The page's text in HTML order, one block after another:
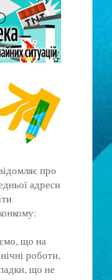
про
адреси
що на
роботи,
що не